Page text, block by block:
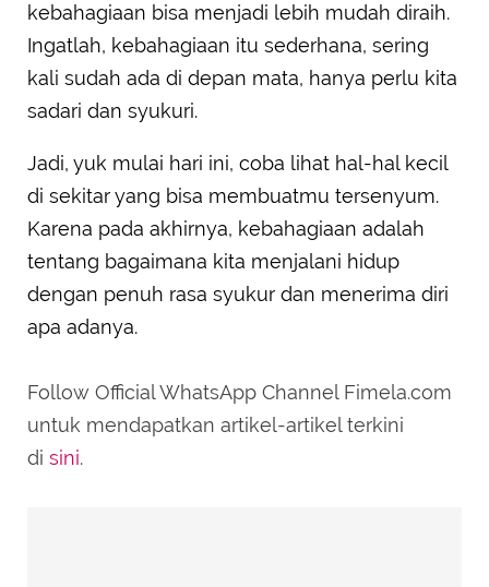
kebahagiaan bisa menjadi lebih mudah diraih.
Ingatlah, kebahagiaan itu sederhana, sering
kali sudah ada di depan mata, hanya perlu kita
sadari dan syukuri.
Jadi, yuk mulai hari ini, coba lihat hal-hal kecil
di sekitar yang bisa membuatmu tersenyum.
Karena pada akhirnya, kebahagiaan adalah
tentang bagaimana kita menjalani hidup
dengan penuh rasa syukur dan menerima diri
apa adanya.
Follow Official WhatsApp Channel Fimela.com
untuk mendapatkan artikel-artikel terkini
di sini.